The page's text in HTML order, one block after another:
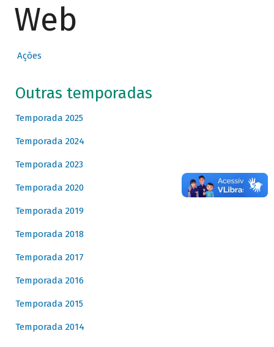
Web
Ações
Outras temporadas
Temporada 2025
Temporada 2024
Temporada 2023
Temporada 2020
Temporada 2019
Temporada 2018
Temporada 2017
Temporada 2016
Temporada 2015
Temporada 2014